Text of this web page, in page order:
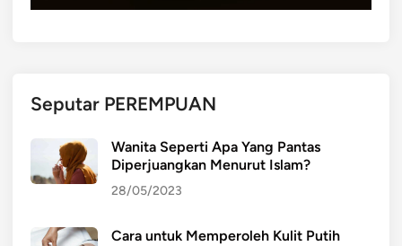
m
e
h
i
u
Seputar PEREMPUAN
Wanita Seperti Apa Yang Pantas
Diperjuangkan Menurut Islam?
28/05/2023
Cara untuk Memperoleh Kulit Putih